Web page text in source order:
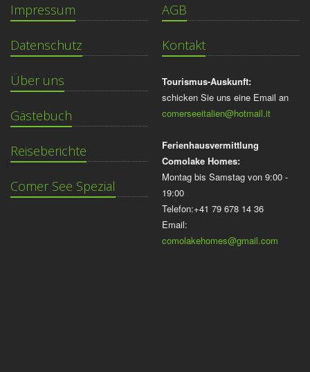
Impressum
Datenschutz
Über uns
Gästebuch
Reiseberichte
Comer See Spezial
AGB
Kontakt
Tourismus-Auskunft:
schicken Sie uns eine Email an
comerseeitalien@hotmail.it
Ferienhausvermittlung
Comolake Homes:
Montag bis Samstag von 9:00 -
19:00
Telefon:+41 79 678 14 36
Email:
comolakehomes@gmail.com